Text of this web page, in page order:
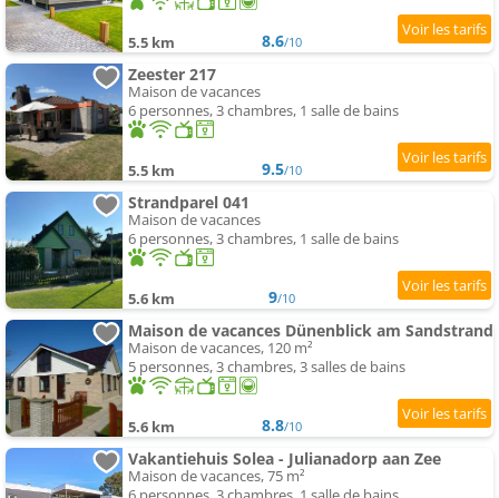
5.5 km 8.6/10
Zeester 217
Maison de vacances
6 personnes, 3 chambres, 1 salle de bains
5.5 km 9.5/10
Strandparel 041
Maison de vacances
6 personnes, 3 chambres, 1 salle de bains
5.6 km 9/10
Maison de vacances Dünenblick am Sandstrand
Maison de vacances, 120 m²
5 personnes, 3 chambres, 3 salles de bains
5.6 km 8.8/10
Vakantiehuis Solea - Julianadorp aan Zee
Maison de vacances, 75 m²